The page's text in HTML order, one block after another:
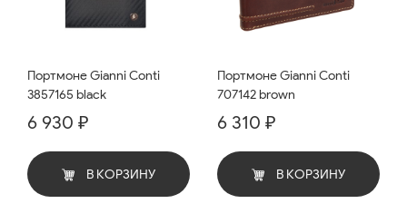
Портмоне Gianni Conti
3857165 black
6 930 ₽
В КОРЗИНУ
Портмоне Gianni Conti
707142 brown
6 310 ₽
В КОРЗИНУ